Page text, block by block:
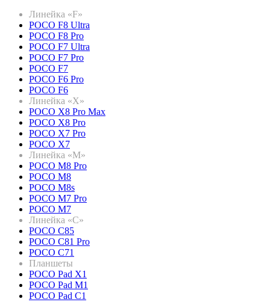
Линейка «F»
POCO F8 Ultra
POCO F8 Pro
POCO F7 Ultra
POCO F7 Pro
POCO F7
POCO F6 Pro
POCO F6
Линейка «X»
POCO X8 Pro Max
POCO X8 Pro
POCO X7 Pro
POCO X7
Линейка «M»
POCO M8 Pro
POCO M8
POCO M8s
POCO M7 Pro
POCO M7
Линейка «C»
POCO C85
POCO C81 Pro
POCO C71
Планшеты
POCO Pad X1
POCO Pad M1
POCO Pad C1